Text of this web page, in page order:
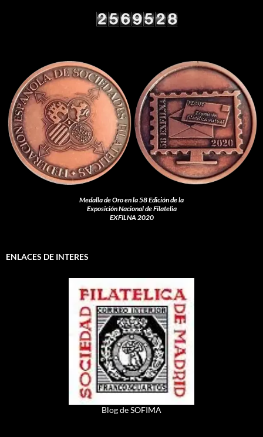
Medalla de Oro en la 58 Edición de la
Exposición Nacional de Filatelia
EXFILNA 2020
ENLACES DE INTERES
Blog de SOFIMA